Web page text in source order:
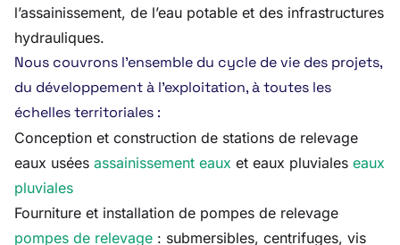
l’assainissement, de l’eau potable et des infrastructures
hydrauliques.
Nous couvrons l’ensemble du cycle de vie des projets,
du développement à l’exploitation, à toutes les
échelles territoriales :
Conception et construction de stations de relevage
eaux usées assainissement eaux et eaux pluviales eaux
pluviales
Fourniture et installation de pompes de relevage
pompes de relevage : submersibles, centrifuges, vis